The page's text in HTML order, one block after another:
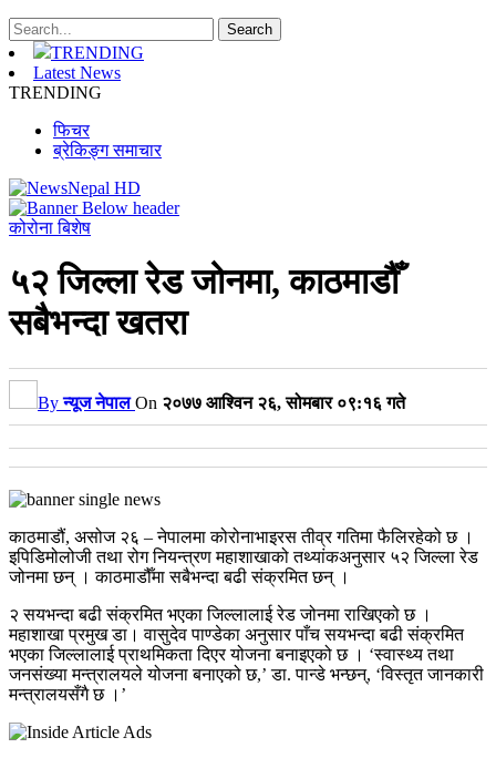
TRENDING
Latest News
TRENDING
फिचर
ब्रेकिङ्ग समाचार
कोरोना बिशेष
५२ जिल्ला रेड जोनमा, काठमाडौँ
सबैभन्दा खतरा
Byन्यूज नेपाल On २०७७ आश्विन २६, सोमबार ०९:१६ गते
काठमाडौं, असोज २६ – नेपालमा कोरोनाभाइरस तीव्र गतिमा फैलिरहेको छ ।
इपिडिमोलोजी तथा रोग नियन्त्रण महाशाखाको तथ्यांकअनुसार ५२ जिल्ला रेड
जोनमा छन् । काठमाडौँमा सबैभन्दा बढी संक्रमित छन् ।
२ सयभन्दा बढी संक्रमित भएका जिल्लालाई रेड जोनमा राखिएको छ ।
महाशाखा प्रमुख डा। वासुदेव पाण्डेका अनुसार पाँच सयभन्दा बढी संक्रमित
भएका जिल्लालाई प्राथमिकता दिएर योजना बनाइएको छ । ‘स्वास्थ्य तथा
जनसंख्या मन्त्रालयले योजना बनाएको छ,’ डा. पान्डे भन्छन्, ‘विस्तृत जानकारी
मन्त्रालयसँगै छ ।’